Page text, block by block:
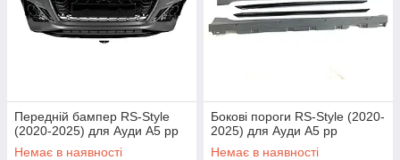
Передній бампер RS-Style
(2020-2025) для Ауди A5 рр
Немає в наявності
Бокові пороги RS-Style (2020-
2025) для Ауди A5 рр
Немає в наявності